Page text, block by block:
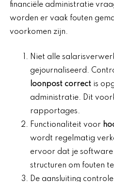
financiële administratie
worden er vaak fouten
voorkomen zijn.
Niet alle
gejournaliseerd.
loonpost correct is
administratie. Dit
rapportages.
Functionaliteit voor
wordt regelmatig
ervoor dat je
structuren om fouten
De aansluiting